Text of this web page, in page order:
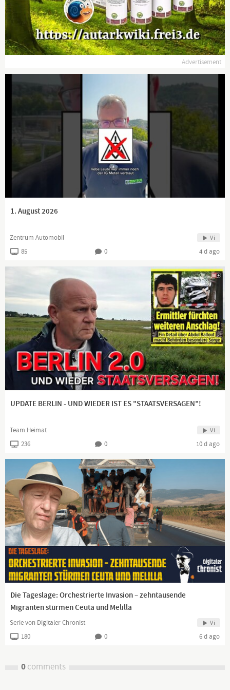
lassen sich nicht so leicht abschütteln.
Sie erhalten sich mittels Zwangsgebühren zumindest technisch
weiter am Leben.
Klagemauer TV dagegen arbeitet seit 2012 ehrenamtlich und
frei - unabhängig - unzensiert ... was die Medien nicht
verschweigen sollten ... wenig Gehörtes vom Volk, für das Volk
Tägliche News ab 19:45 Uhr aufwww.kla.tv
später auch hier auf YouTube.
Dranbleiben lohnt sich!
Advertisement
1. August 2026
Zentrum Automobil Vi
85 0 4 d ago
UPDATE BERLIN - UND WIEDER IST ES "STAATSVERSAGEN"!
Team Heimat Vi
236 0 10 d ago
Die Tageslage: Orchestrierte Invasion – zehntausende
Migranten stürmen Ceuta und Melilla
Serie von Digitaler Chronist Vi
180 0 6 d ago
0comments